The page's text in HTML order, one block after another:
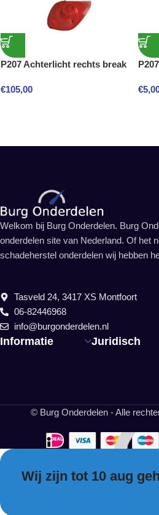
P207 Achterlicht rechts break
€105,00 €
Informatie Juridisch
Welkom bij Burg Onderdelen. Burg
onderdelen site van Nederland. Of het
schadeherstel onderdelen wij hebben
Tasveld 24, 3417 XS Montfoort
06-82446968
info@burgonderdelen.nl
© Burg Onderdelen - Alle
Wij zijn tot 10 aug